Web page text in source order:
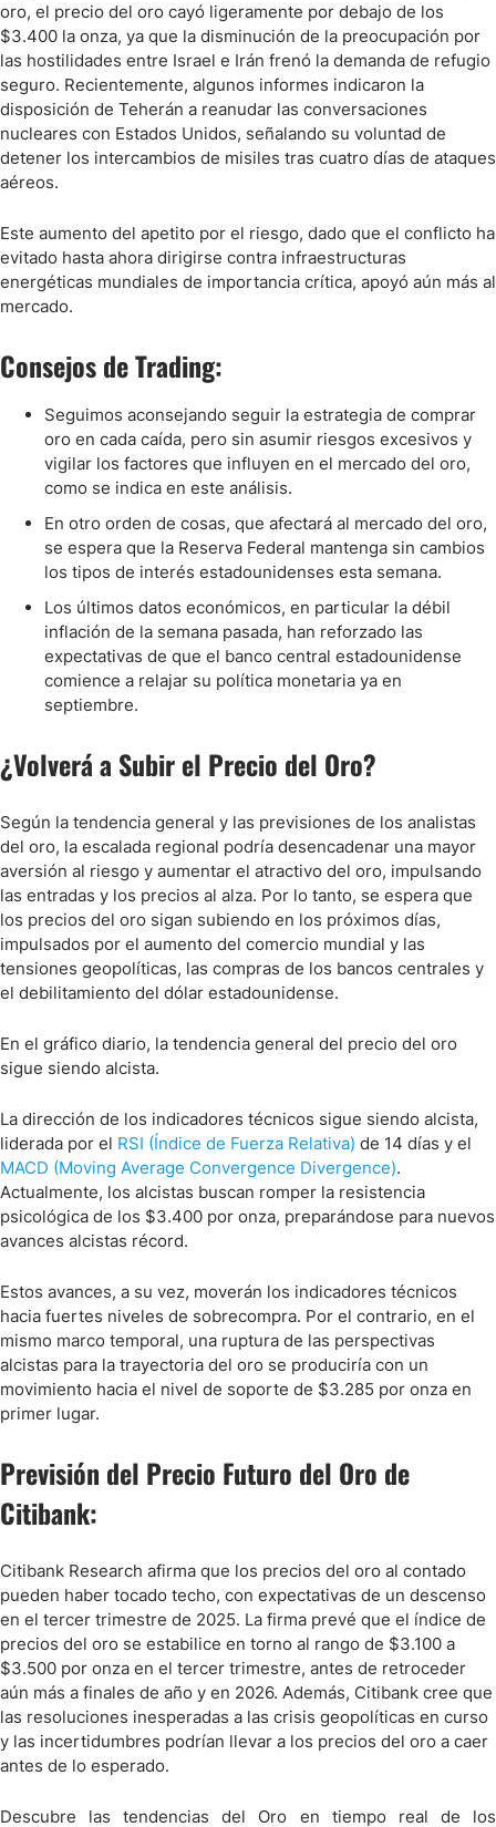
oro, el precio del oro cayó ligeramente por debajo de los
$3.400 la onza, ya que la disminución de la preocupación por
las hostilidades entre Israel e Irán frenó la demanda de refugio
seguro. Recientemente, algunos informes indicaron la
disposición de Teherán a reanudar las conversaciones
nucleares con Estados Unidos, señalando su voluntad de
detener los intercambios de misiles tras cuatro días de ataques
aéreos.
Este aumento del apetito por el riesgo, dado que el conflicto ha
evitado hasta ahora dirigirse contra infraestructuras
energéticas mundiales de importancia crítica, apoyó aún más al
mercado.
Consejos de Trading:
Seguimos aconsejando seguir la estrategia de comprar
oro en cada caída, pero sin asumir riesgos excesivos y
vigilar los factores que influyen en el mercado del oro,
como se indica en este análisis.
En otro orden de cosas, que afectará al mercado del oro,
se espera que la Reserva Federal mantenga sin cambios
los tipos de interés estadounidenses esta semana.
Los últimos datos económicos, en particular la débil
inflación de la semana pasada, han reforzado las
expectativas de que el banco central estadounidense
comience a relajar su política monetaria ya en
septiembre.
¿Volverá a Subir el Precio del Oro?
Según la tendencia general y las previsiones de los analistas
del oro, la escalada regional podría desencadenar una mayor
aversión al riesgo y aumentar el atractivo del oro, impulsando
las entradas y los precios al alza. Por lo tanto, se espera que
los precios del oro sigan subiendo en los próximos días,
impulsados por el aumento del comercio mundial y las
tensiones geopolíticas, las compras de los bancos centrales y
el debilitamiento del dólar estadounidense.
En el gráfico diario, la tendencia general del precio del oro
sigue siendo alcista.
La dirección de los indicadores técnicos sigue siendo alcista,
liderada por el RSI (Índice de Fuerza Relativa) de 14 días y el
MACD (Moving Average Convergence Divergence).
Actualmente, los alcistas buscan romper la resistencia
psicológica de los $3.400 por onza, preparándose para nuevos
avances alcistas récord.
Estos avances, a su vez, moverán los indicadores técnicos
hacia fuertes niveles de sobrecompra. Por el contrario, en el
mismo marco temporal, una ruptura de las perspectivas
alcistas para la trayectoria del oro se produciría con un
movimiento hacia el nivel de soporte de $3.285 por onza en
primer lugar.
Previsión del Precio Futuro del Oro de
Citibank:
Citibank Research afirma que los precios del oro al contado
pueden haber tocado techo, con expectativas de un descenso
en el tercer trimestre de 2025. La firma prevé que el índice de
precios del oro se estabilice en torno al rango de $3.100 a
$3.500 por onza en el tercer trimestre, antes de retroceder
aún más a finales de año y en 2026. Además, Citibank cree que
las resoluciones inesperadas a las crisis geopolíticas en curso
y las incertidumbres podrían llevar a los precios del oro a caer
antes de lo esperado.
Descubre las tendencias del Oro en tiempo real de los